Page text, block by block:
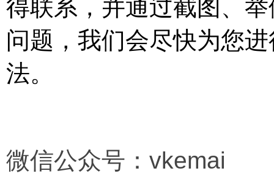
得联系，并通过截图、
问题， 我们会尽快为您
法。
微信公众号：vkemai